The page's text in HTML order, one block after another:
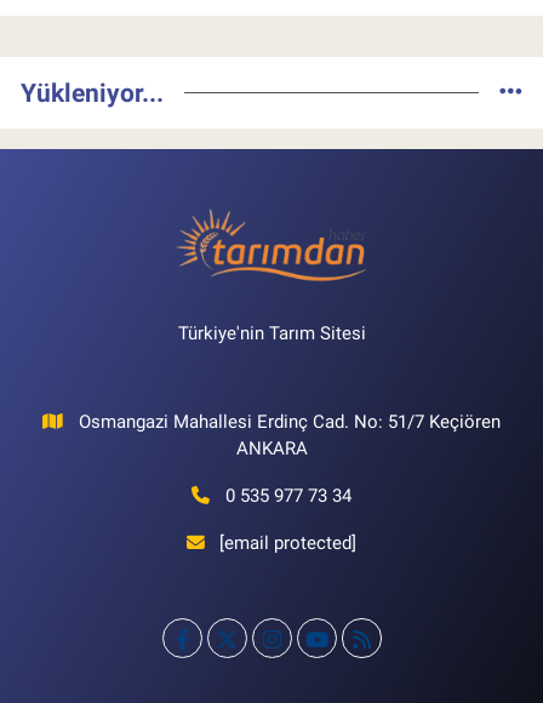
Yükleniyor...
Türkiye'nin Tarım Sitesi
Osmangazi Mahallesi Erdinç Cad. No: 51/7 Keçiören
ANKARA
0 535 977 73 34
[email protected]